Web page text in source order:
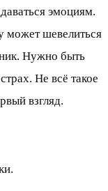
эмоциям.
может шевелиться
Нужно быть
Не всё такое
взгляд.